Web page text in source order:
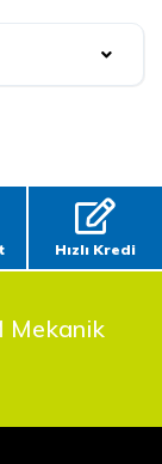
Hızlı Kredi
Mekanik